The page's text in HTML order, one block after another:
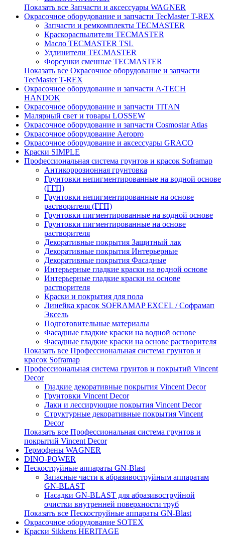
Показать все Запчасти и аксессуары WAGNER
Окрасочное оборудование и запчасти TecMaster T-REX
Запчасти и ремкомплекты TECMASTER
Краскораспылители TECMASTER
Масло TECMASTER TSL
Удлинители TECMASTER
Форсунки сменные TECMASTER
Показать все Окрасочное оборудование и запчасти
TecMaster T-REX
Окрасочное оборудование и запчасти A-TECH
HANDOK
Окрасочное оборудование и запчасти TITAN
Малярный свет и товары LOSSEW
Окрасочное оборудование и запчасти Cosmostar Atlas
Окрасочное оборудование Aeropro
Окрасочное оборудование и аксессуары GRACO
Краски SIMPLE
Профессиональная система грунтов и красок Soframap
Антикоррозионная грунтовка
Грунтовки непигментированные на водной основе
(ГГП)
Грунтовки непигментированные на основе
растворителя (ГГП)
Грунтовки пигментированные на водной основе
Грунтовки пигментированные на основе
растворителя
Декоративные покрытия Защитный лак
Декоративные покрытия Интерьерные
Декоративные покрытия Фасадные
Интерьерные гладкие краски на водной основе
Интерьерные гладкие краски на основе
растворителя
Краски и покрытия для пола
Линейка красок SOFRAMAP EXCEL / Софрамап
Эксель
Подготовительные материалы
Фасадные гладкие краски на водной основе
Фасадные гладкие краски на основе растворителя
Показать все Профессиональная система грунтов и
красок Soframap
Профессиональная система грунтов и покрытий Vincent
Decor
Гладкие декоративные покрытия Vincent Decor
Грунтовки Vincent Decor
Лаки и лессирующие покрытия Vincent Decor
Структурные декоративные покрытия Vincent
Decor
Показать все Профессиональная система грунтов и
покрытий Vincent Decor
Термофены WAGNER
DINO-POWER
Пескоструйные аппараты GN-Blast
Запасные части к абразивоструйным аппаратам
GN-BLAST
Насадки GN-BLAST для абразивоструйной
очистки внутренней поверхности труб
Показать все Пескоструйные аппараты GN-Blast
Окрасочное оборудование SOTEX
Краски Sikkens HERITAGE